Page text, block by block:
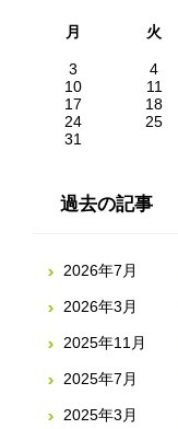
月 火
3
4
10
11
17
18
24
25
31
過去の記事
2026年7月
2026年3月
2025年11月
2025年7月
2025年3月